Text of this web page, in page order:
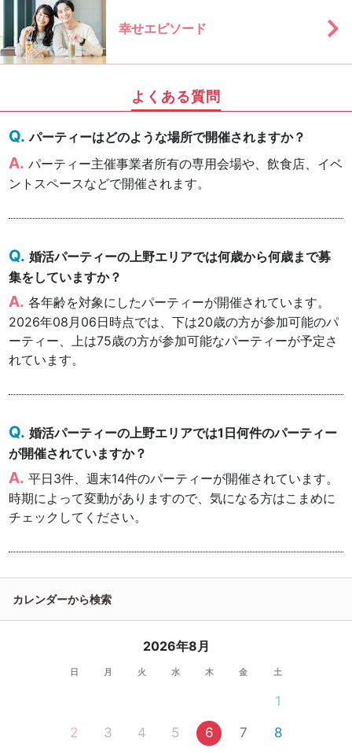
幸せエピソード
よくある質問
パーティーはどのような場所で開催されますか？
パーティー主催事業者所有の専用会場や、飲食店、イベ
ントスペースなどで開催されます。
婚活パーティーの上野エリアでは何歳から何歳まで募
集をしていますか？
各年齢を対象にしたパーティーが開催されています。
2026年08月06日時点では、下は20歳の方が参加可能のパ
ーティー、上は75歳の方が参加可能なパーティーが予定さ
れています。
婚活パーティーの上野エリアでは1日何件のパーティー
が開催されていますか？
平日3件、週末14件のパーティーが開催されています。
時期によって変動がありますので、気になる方はこまめに
チェックしてください。
カレンダーから検索
2026年8月
日 月 火 水 木 金 土
1
2
3 4 5 6 7
8